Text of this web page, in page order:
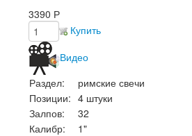
3390 Р
Купить
Видео
Раздел:
римские свечи
Позиции: 4 штуки
Залпов:
32
Калибр:
1"